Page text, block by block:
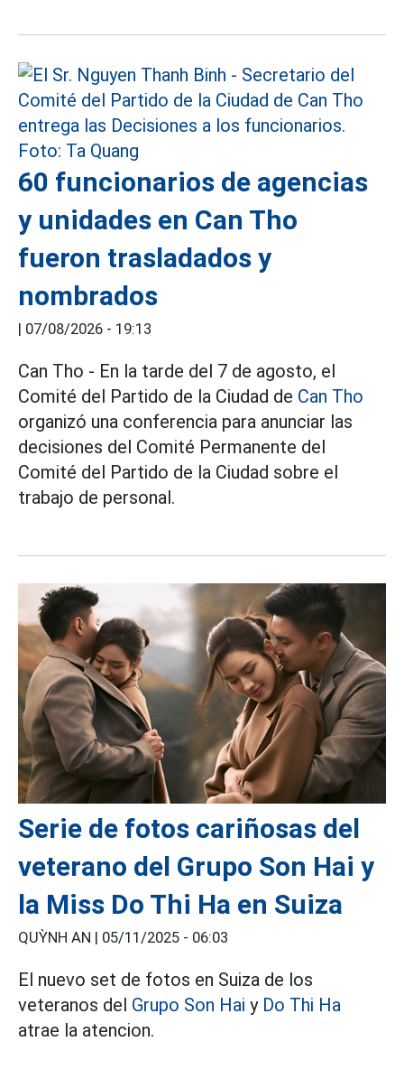
60 funcionarios de agencias
y unidades en Can Tho
fueron trasladados y
nombrados
07/08/2026 - 19:13
Can Tho - En la tarde del 7 de agosto, el
Comité del Partido de la Ciudad de Can Tho
organizó una conferencia para anunciar las
decisiones del Comité Permanente del
Comité del Partido de la Ciudad sobre el
trabajo de personal.
Serie de fotos cariñosas del
veterano del Grupo Son Hai y
la Miss Do Thi Ha en Suiza
QUỲNH AN | 05/11/2025 - 06:03
El nuevo set de fotos en Suiza de los
veteranos del Grupo Son Hai y Do Thi Ha
atrae la atencion.